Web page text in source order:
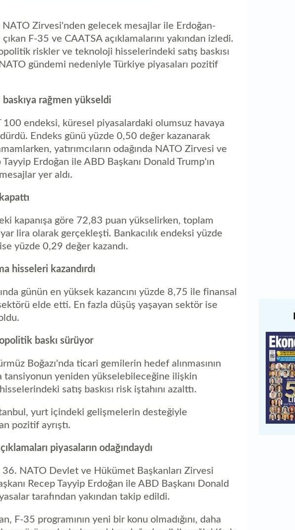
NATO Zirvesi'nden gelecek mesajlar ile Erdoğan-
F-35 ve CAATSA açıklamalarını yakından izledi.
riskler ve teknoloji hisselerindeki satış baskısı
gündemi nedeniyle Türkiye piyasaları pozitif
rağmen yükseldi
100 endeksi, küresel piyasalardaki olumsuz havaya
Endeks günü yüzde 0,50 değer kazanarak
yatırımcıların odağında NATO Zirvesi ve
Erdoğan ile ABD Başkanı Donald Trump'ın
yer aldı.
kapanışa göre 72,83 puan yükselirken, toplam
lira olarak gerçekleşti. Bankacılık endeksi yüzde
yüzde 0,29 değer kazandı.
hisseleri kazandırdı
günün en yüksek kazancını yüzde 8,75 ile finansal
elde etti. En fazla düşüş yaşayan sektör ise
baskı sürüyor
Boğazı'nda ticari gemilerin hedef alınmasının
tansiyonun yeniden yükselebileceğine ilişkin
satış baskısı risk iştahını azalttı.
yurt içindeki gelişmelerin desteğiyle
pozitif ayrıştı.
piyasaların odağındaydı
NATO Devlet ve Hükümet Başkanları Zirvesi
Recep Tayyip Erdoğan ile ABD Başkanı Donald
tarafından yakından takip edildi.
F-35 programının yeni bir konu olmadığını, daha